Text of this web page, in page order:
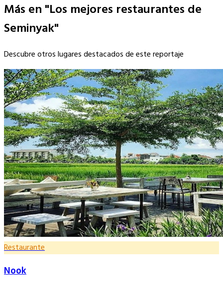
Más en "Los mejores restaurantes de
Seminyak"
Descubre otros lugares destacados de este reportaje
Restaurante
Nook